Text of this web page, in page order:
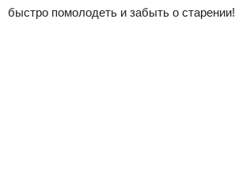
быстро помолодеть и забыть о старении!